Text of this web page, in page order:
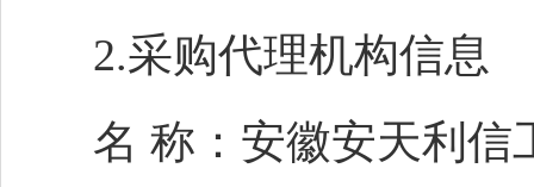
2.采购代理机构信息
名 称：安徽安天利信